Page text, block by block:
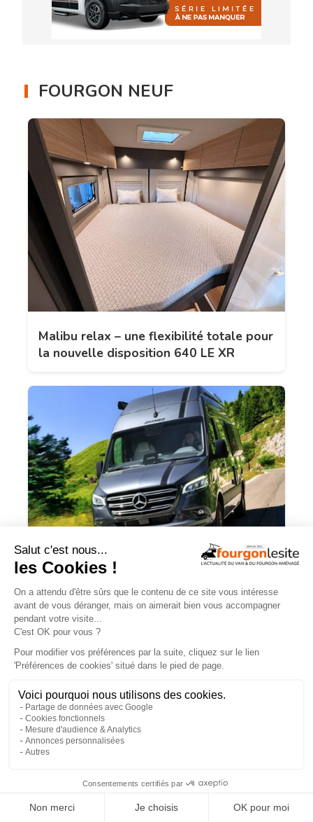
FOURGON NEUF
Malibu relax – une flexibilité totale pour
la nouvelle disposition 640 LE XR
présentation de l’Hymer Grand Canyon
S Xperience